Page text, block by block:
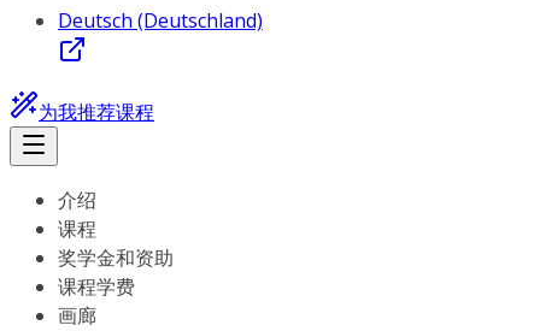
Deutsch (Deutschland)
为我推荐课程
介绍
课程
奖学金和资助
课程学费
画廊